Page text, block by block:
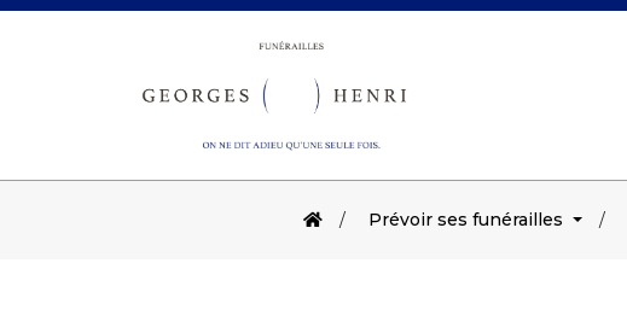
Prévoir ses funérailles